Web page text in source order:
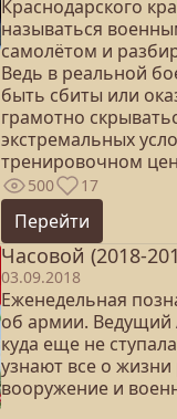
Краснодарского
называться
самолётом и
Ведь в реальной
быть сбиты или
грамотно
экстремальных
тренировочном
500 17
Перейти
Часовой (2018-
03.09.2018
Еженедельная
об армии. Ведущий
куда еще не
узнают все о
вооружение и